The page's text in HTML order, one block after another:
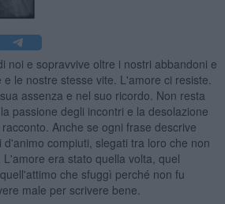
noi e sopravvive oltre i nostri abbandoni e
le nostre stesse vite. L'amore ci resiste.
assenza e nel suo ricordo. Non resta
passione degli incontri e la desolazione
Anche se ogni frase descrive
compiuti, slegati tra loro che non
era stato quella volta, quel
che sfuggì perché non fu
male per scrivere bene.